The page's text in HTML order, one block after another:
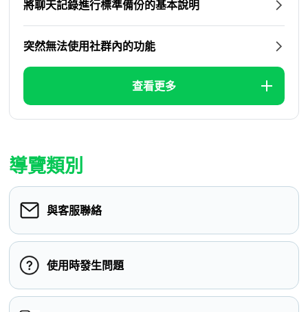
將聊天記錄進行標準備份的基本說明
突然無法使用社群內的功能
查看更多
導覽類別
與客服聯絡
使用時發生問題